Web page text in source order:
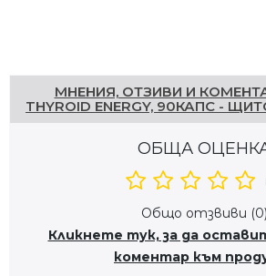
МНЕНИЯ, ОТЗИВИ И
THYROID ENERGY, 90КАПС -
ОБЩА
Общо отзвиви (0)
Кликнете тук, за да
коментар към